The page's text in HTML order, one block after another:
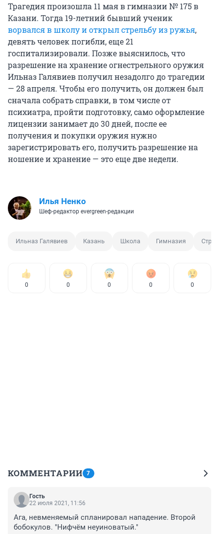
Трагедия произошла 11 мая в гимназии № 175 в
Казани. Тогда 19-летний бывший ученик
ворвался в школу и открыл стрельбу из ружья,
девять человек погибли, еще 21
госпитализировали. Позже выяснилось, что
разрешение на хранение огнестрельного оружия
Ильназ Галявиев получил незадолго до трагедии
— 28 апреля. Чтобы его получить, он должен был
сначала собрать справки, в том числе от
психиатра, пройти подготовку, само оформление
лицензии занимает до 30 дней, после ее
получения и покупки оружия нужно
зарегистрировать его, получить разрешение на
ношение и хранение — это еще две недели.
Илья Ненко
Шеф-редактор evergreen-редакции
Ильназ Галявиев Казань Школа Гимназия
0 0 0 0 0
КОММЕНТАРИИ 7
Гость
22 июля 2021, 11:56
Ага, невменяемый спланировал нападение. Второй
бобокулов. "Нифчём неуиноватый."